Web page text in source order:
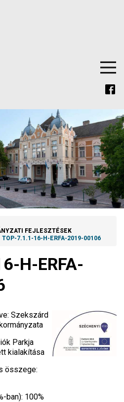
FEJLESZTÉSEK
TOP-7.1.1-16-H-ERFA-2019-00106
H-ERFA-
Szekszárd
Parkja
kialakítása
összege:
ban): 100%